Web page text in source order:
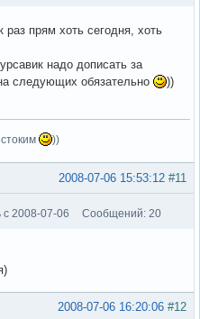
прям хоть сегодня, хоть
надо дописать за
следующих обязательно
))
))
#11
2008-07-06 15:53:12
с 2008-07-06 Сообщений: 20
#12
2008-07-06 16:20:06